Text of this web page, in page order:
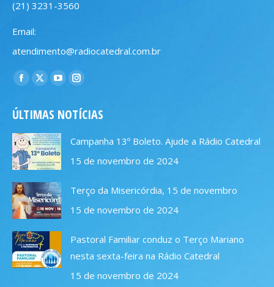
(21) 3231-3560
Email:
atendimento@radiocatedral.com.br
Encontre-nos em:
Facebook
opens
in
new
window
X
opens
in
new
window
YouTube
opens
in
new
window
Instagram
opens
new
window
ÚLTIMAS NOTÍCIAS
Campanha 13º Boleto. Ajude a Rádio Catedral
15 de novembro de 2024
Terço da Misericórdia, 15 de novembro
15 de novembro de 2024
Pastoral Familiar conduz o Terço Mariano
nesta sexta-feira na Rádio Catedral
15 de novembro de 2024